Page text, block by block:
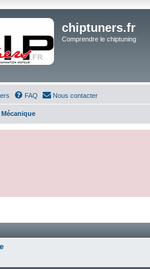
chiptuners.fr
Comprendre le chiptuning
FAQ Nous contacter
Mécanique